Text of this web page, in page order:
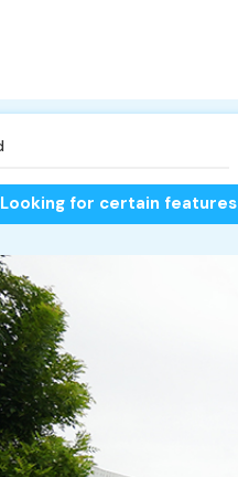
Looking for certain features